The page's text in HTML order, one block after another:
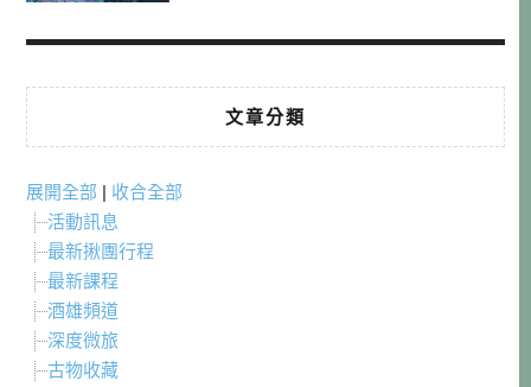
文章分類
展開全部 | 收合全部
活動訊息
最新揪團行程
最新課程
酒雄頻道
深度微旅
古物收藏